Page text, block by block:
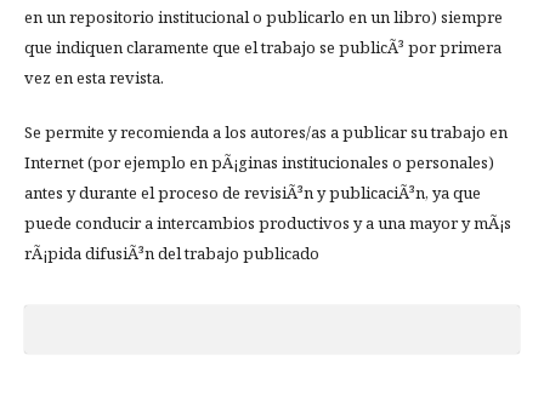
en un repositorio institucional o publicarlo en un libro) siempre
que indiquen claramente que el trabajo se publicÃ³ por primera
vez en esta revista.
Se permite y recomienda a los autores/as a publicar su trabajo en
Internet (por ejemplo en pÃ¡ginas institucionales o personales)
antes y durante el proceso de revisiÃ³n y publicaciÃ³n, ya que
puede conducir a intercambios productivos y a una mayor y mÃ¡s
rÃ¡pida difusiÃ³n del trabajo publicado